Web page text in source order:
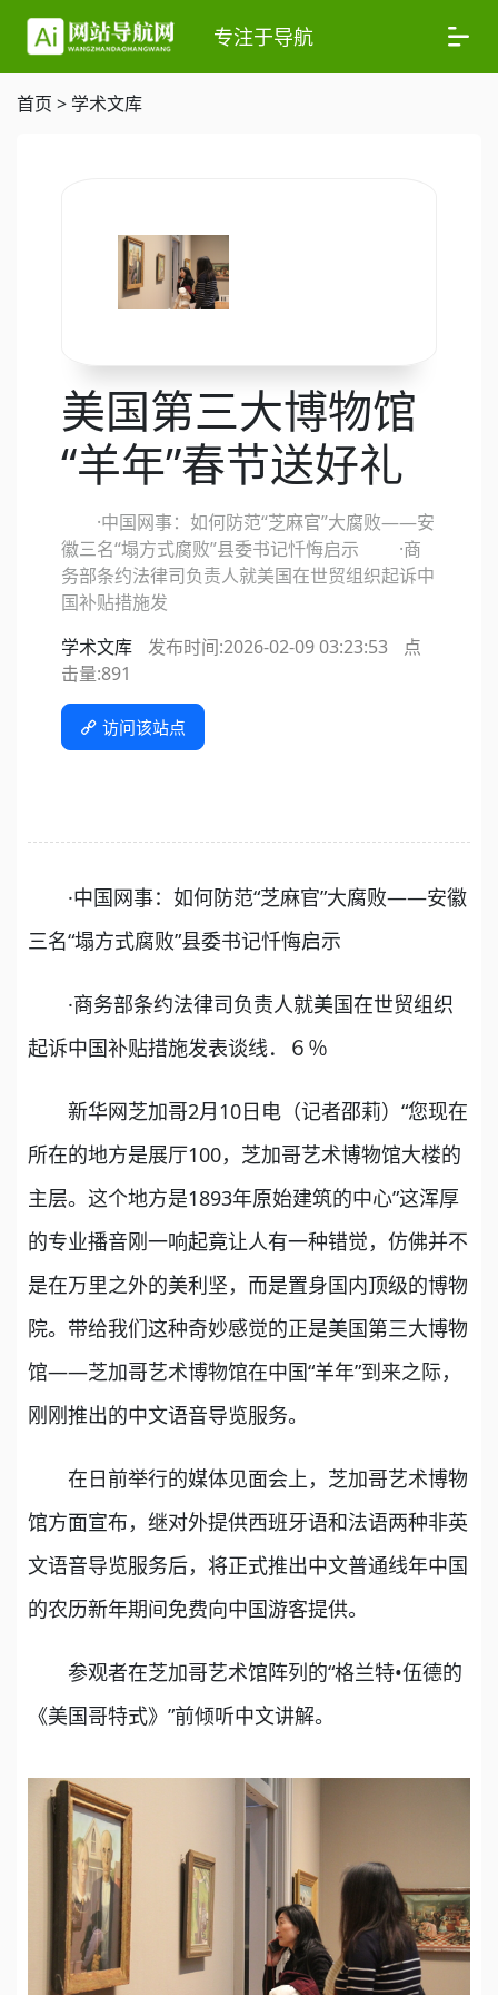
专注于导航
首页 > 学术文库
美国第三大博物馆
“羊年”春节送好礼
·中国网事：如何防范“芝麻官”大腐败——安
徽三名“塌方式腐败”县委书记忏悔启示 ·商
务部条约法律司负责人就美国在世贸组织起诉中
国补贴措施发
学术文库
发布时间:2026-02-09 03:23:53
点
击量:891
访问该站点
·中国网事：如何防范“芝麻官”大腐败——安徽
三名“塌方式腐败”县委书记忏悔启示
·商务部条约法律司负责人就美国在世贸组织
起诉中国补贴措施发表谈线．６％
新华网芝加哥2月10日电（记者邵莉）“您现在
所在的地方是展厅100，芝加哥艺术博物馆大楼的
主层。这个地方是1893年原始建筑的中心”这浑厚
的专业播音刚一响起竟让人有一种错觉，仿佛并不
是在万里之外的美利坚，而是置身国内顶级的博物
院。带给我们这种奇妙感觉的正是美国第三大博物
馆——芝加哥艺术博物馆在中国“羊年”到来之际，
刚刚推出的中文语音导览服务。
在日前举行的媒体见面会上，芝加哥艺术博物
馆方面宣布，继对外提供西班牙语和法语两种非英
文语音导览服务后，将正式推出中文普通线年中国
的农历新年期间免费向中国游客提供。
参观者在芝加哥艺术馆阵列的“格兰特•伍德的
《美国哥特式》”前倾听中文讲解。